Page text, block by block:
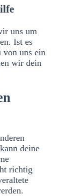
uns um
Ist es
uns ein
wir dein
deine
richtig